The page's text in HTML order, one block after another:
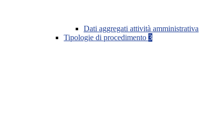
Dati aggregati attività amministrativa
Tipologie di procedimento 3